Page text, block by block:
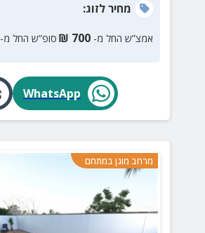
מחירלזוג:
אמצ”ש החל מ- 700
₪ סופ”ש החל מ-
WhatsApp
מרחב מוגן במתחם